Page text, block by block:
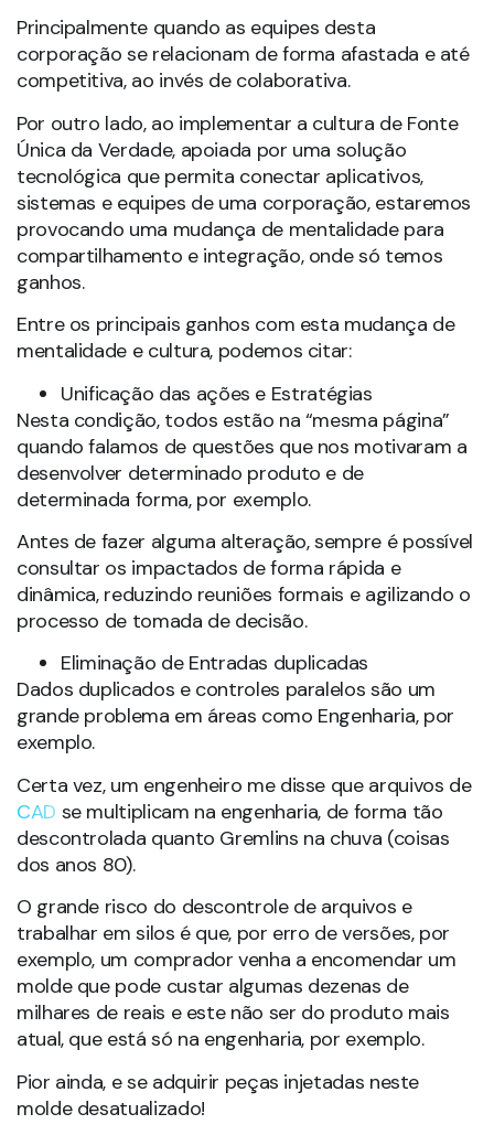
Principalmente quando as equipes desta
corporação se relacionam de forma afastada e até
competitiva, ao invés de colaborativa.
Por outro lado, ao implementar a cultura de Fonte
Única da Verdade, apoiada por uma solução
tecnológica que permita conectar aplicativos,
sistemas e equipes de uma corporação, estaremos
provocando uma mudança de mentalidade para
compartilhamento e integração, onde só temos
ganhos.
Entre os principais ganhos com esta mudança de
mentalidade e cultura, podemos citar:
Unificação das ações e Estratégias
Nesta condição, todos estão na “mesma página”
quando falamos de questões que nos motivaram a
desenvolver determinado produto e de
determinada forma, por exemplo.
Antes de fazer alguma alteração, sempre é possível
consultar os impactados de forma rápida e
dinâmica, reduzindo reuniões formais e agilizando o
processo de tomada de decisão.
Eliminação de Entradas duplicadas
Dados duplicados e controles paralelos são um
grande problema em áreas como Engenharia, por
exemplo.
Certa vez, um engenheiro me disse que arquivos de
CAD se multiplicam na engenharia, de forma tão
descontrolada quanto Gremlins na chuva (coisas
dos anos 80).
O grande risco do descontrole de arquivos e
trabalhar em silos é que, por erro de versões, por
exemplo, um comprador venha a encomendar um
molde que pode custar algumas dezenas de
milhares de reais e este não ser do produto mais
atual, que está só na engenharia, por exemplo.
Pior ainda, e se adquirir peças injetadas neste
molde desatualizado!